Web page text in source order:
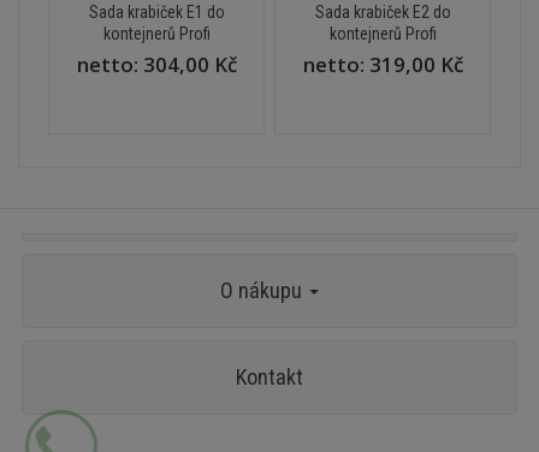
Sada krabiček E1 do
kontejnerů Profi
netto: 304,00 Kč
Sada krabiček E2 do
kontejnerů Profi
netto: 319,00 Kč
O nákupu
Kontakt